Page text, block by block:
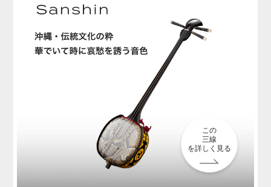
この
三線
を詳しく見る